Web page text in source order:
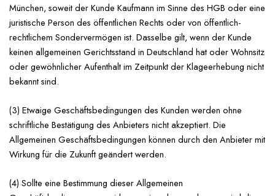
München, soweit der Kunde Kaufmann im Sinne des HGB oder eine
juristische Person des öffentlichen Rechts oder von öffentlich-
rechtlichem Sondervermögen ist. Dasselbe gilt, wenn der Kunde
keinen allgemeinen Gerichtsstand in Deutschland hat oder Wohnsitz
oder gewöhnlicher Aufenthalt im Zeitpunkt der Klageerhebung nicht
bekannt sind.
(3) Etwaige Geschäftsbedingungen des Kunden werden ohne
schriftliche Bestätigung des Anbieters nicht akzeptiert. Die
Allgemeinen Geschäftsbedingungen können durch den Anbieter mit
Wirkung für die Zukunft geändert werden.
(4) Sollte eine Bestimmung dieser Allgemeinen